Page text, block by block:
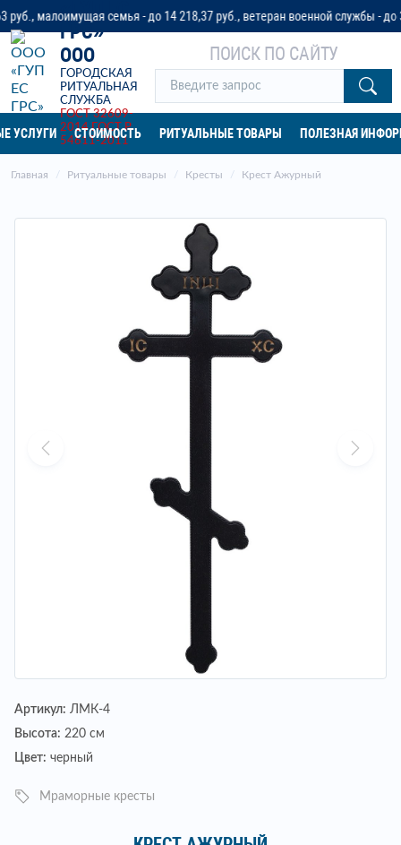
семья - до 14 218,37 руб., ветеран военной службы - до 32
«ГУП ЕС
ГРС»
ООО
ГОРОДСКАЯ
РИТУАЛЬНАЯ
СЛУЖБА
ГОСТ 32609-
2014 ГОСТ Р
54611-2011
ПОИСК ПО САЙТУ
УСЛУГИ СТОИМОСТЬ РИТУАЛЬНЫЕ ТОВАРЫ ПОЛЕЗНАЯ
Главная Ритуальные товары Кресты Крест Ажурный
Артикул: ЛМК-4
Высота: 220 см
Цвет: черный
Мраморные кресты